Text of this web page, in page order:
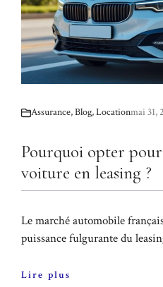
Assurance,Blog,Locationmai 31,
Pourquoi opter pour
voiture en leasing ?
Le marché automobile
puissance fulgurante du
Lire plus